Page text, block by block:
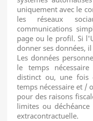
uniquement avec le
les réseaux
communications
page ou le profil. Si
donner ses données,
Les données
le temps
distinct ou, une fois
temps nécessaire et /
pour des raisons
limites ou déchéance
extracontractuelle.